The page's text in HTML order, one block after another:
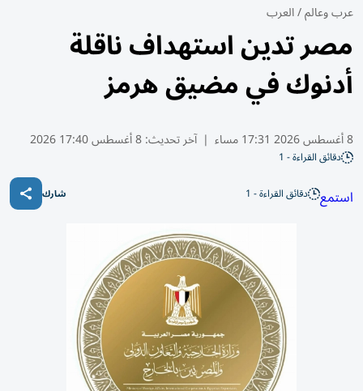
عرب وعالم/العرب
مصر تدين استهداف ناقلة
أدنوك في مضيق هرمز
8 أغسطس 2026 17:31 مساء | آخر تحديث:8 أغسطس 17:40 2026
دقائق القراءة - 1
استمع دقائق القراءة - 1 شارك